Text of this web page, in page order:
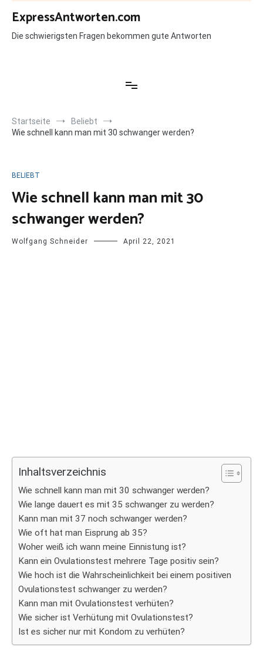
Zum
Inhalt
springen
ExpressAntworten.com
Die schwierigsten Fragen bekommen gute Antworten
Startseite
Beliebt
Wie schnell kann man mit 30 schwanger werden?
BELIEBT
Wie schnell kann man mit 30
schwanger werden?
Wolfgang Schneider April 22, 2021
Inhaltsverzeichnis
Wie schnell kann man mit 30 schwanger werden?
Wie lange dauert es mit 35 schwanger zu werden?
Kann man mit 37 noch schwanger werden?
Wie oft hat man Eisprung ab 35?
Woher weiß ich wann meine Einnistung ist?
Kann ein Ovulationstest mehrere Tage positiv sein?
Wie hoch ist die Wahrscheinlichkeit bei einem positiven
Ovulationstest schwanger zu werden?
Kann man mit Ovulationstest verhüten?
Wie sicher ist Verhütung mit Ovulationstest?
Ist es sicher nur mit Kondom zu verhüten?